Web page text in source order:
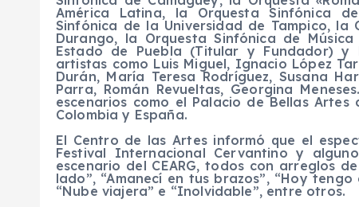
América Latina, la Orquesta Sinfónica
Sinfónica de la Universidad de Tampico, la
Durango, la Orquesta Sinfónica de
Estado de Puebla (Titular y Fundador) y
artistas como Luis Miguel, Ignacio López
Durán, María Teresa Rodríguez, Susana
Parra, Román Revueltas, Georgina
escenarios como el Palacio de Bellas
Colombia y España.
El Centro de las Artes informó que el
Festival Internacional Cervantino y
escenario del CEARG, todos con arreglos
lado”, “Amanecí en tus brazos”, “Hoy
“Nube viajera” e “Inolvidable”, entre otros.